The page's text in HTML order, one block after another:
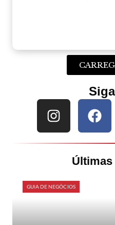
GUIA DE NEGÓCIOS